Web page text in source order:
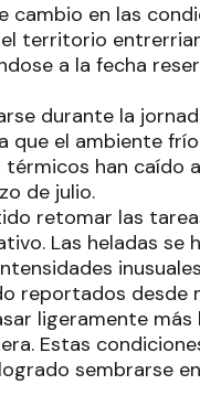
cambio en las
territorio
a la fecha
durante la
que el ambiente
han caído
de julio.
retomar las
Las heladas se
reportados desde
ligeramente más
Estas
sembrarse